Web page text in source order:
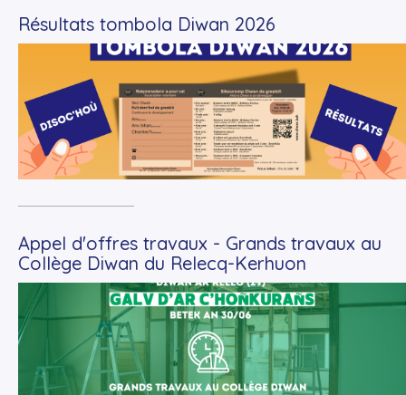
Résultats tombola Diwan 2026
+Lire la suite
Appel d'offres travaux - Grands travaux au
Collège Diwan du Relecq-Kerhuon
+Lire la suite